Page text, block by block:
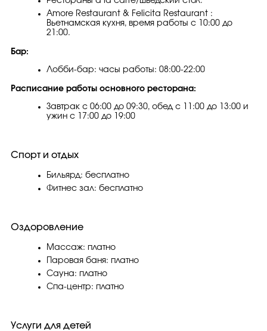
Amore Restaurant & Felicita Restaurant :
Вьетнамская кухня, время работы с 10:00 до
21:00.
Бар:
Лобби-бар: часы работы: 08:00-22:00
Расписание работы основного ресторана:
Завтрак с 06:00 до 09:30, обед с 11:00 до 13:00 и
ужин с 17:00 до 19:00
Спорт и отдых
Бильярд: бесплатно
Фитнес зал: бесплатно
Оздоровление
Массаж: платно
Паровая баня: платно
Сауна: платно
Спа-центр: платно
Услуги для детей